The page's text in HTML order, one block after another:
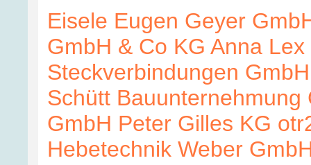
Eisele Eugen Geyer
GmbH & Co KG Anna Lex
Steckverbindungen GmbH
Schütt Bauunternehmung
GmbH Peter Gilles KG
Hebetechnik Weber